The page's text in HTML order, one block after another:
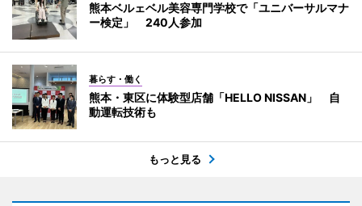
熊本ベルェベル美容専門学校で「ユニバーサルマナ
ー検定」 240人参加
暮らす・働く
熊本・東区に体験型店舗「HELLO NISSAN」 自
動運転技術も
もっと見る